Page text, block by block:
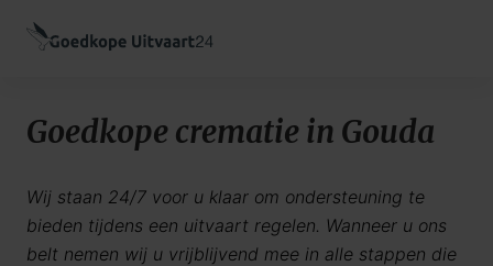
Goedkope crematie in Gouda
Wij staan 24/7 voor u klaar om ondersteuning te
bieden tijdens een uitvaart regelen. Wanneer u ons
belt nemen wij u vrijblijvend mee in alle stappen die